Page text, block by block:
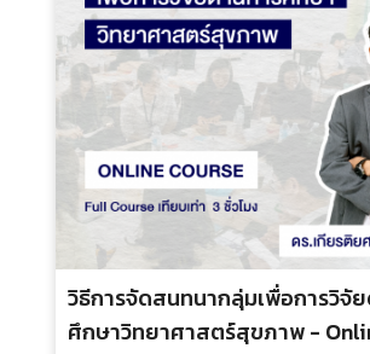
ทิศทางแพทยศาสตรศึกษาในศตว
Online Course
ประเภท :
ระยะเวลา :
กลุ่มเป้าหมาย :
500.00 บ.
บทบาทของอาจารย์ในกิจกรรมเส
ของนักศึกษาแพทย์ -